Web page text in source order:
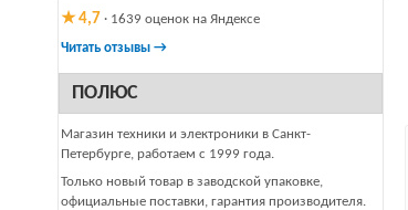
★ 4,7 · 1639 оценок на Яндексе
Читать отзывы →
ПОЛЮС
Магазин техники и электроники в Санкт-
Петербурге, работаем с 1999 года.
Только новый товар в заводской упаковке,
официальные поставки, гарантия производителя.